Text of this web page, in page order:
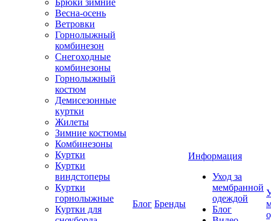
Брюки зимние
Весна-осень
Ветровки
Горнолыжный
комбинезон
Снегоходные
комбинезоны
Горнолыжный
костюм
Демисезонные
куртки
Жилеты
Зимние костюмы
Комбинезоны
Куртки
Куртки
виндстоперы
Куртки
горнолыжные
Куртки для
Блог Бренды
Информация
Уход за
мембранной
одеждой
Блог